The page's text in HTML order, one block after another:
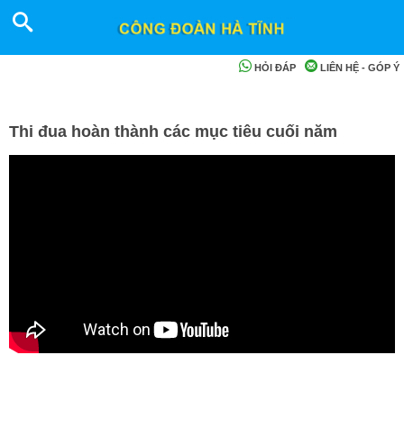
LIÊN HỆ - GÓP Ý
HỎI ĐÁP
Thi đua hoàn thành các mục tiêu cuối năm